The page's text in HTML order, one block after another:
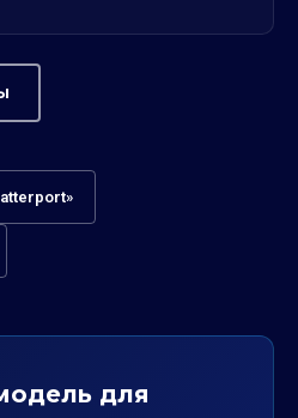
для